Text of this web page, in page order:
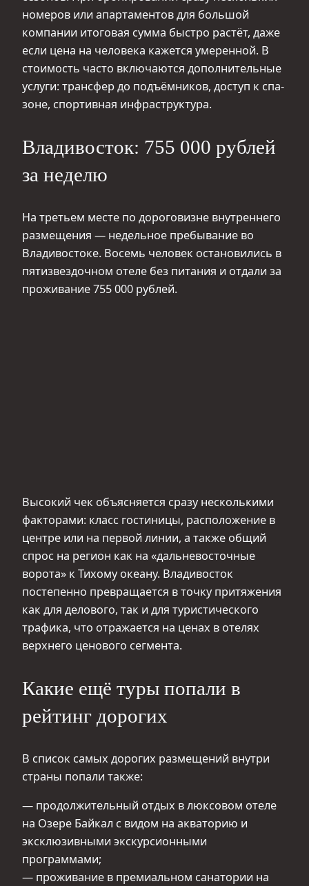
номеров или апартаментов для большой
компании итоговая сумма быстро растёт, даже
если цена на человека кажется умеренной. В
стоимость часто включаются дополнительные
услуги: трансфер до подъёмников, доступ к спа-
зоне, спортивная инфраструктура.
Владивосток: 755 000 рублей
за неделю
На третьем месте по дороговизне внутреннего
размещения — недельное пребывание во
Владивостоке. Восемь человек остановились в
пятизвездочном отеле без питания и отдали за
проживание 755 000 рублей.
Высокий чек объясняется сразу несколькими
факторами: класc гостиницы, расположение в
центре или на первой линии, а также общий
спрос на регион как на «дальневосточные
ворота» к Тихому океану. Владивосток
постепенно превращается в точку притяжения
как для делового, так и для туристического
трафика, что отражается на ценах в отелях
верхнего ценового сегмента.
Какие ещё туры попали в
рейтинг дорогих
В список самых дорогих размещений внутри
страны попали также:
— продолжительный отдых в люксовом отеле
на Озере Байкал с видом на акваторию и
эксклюзивными экскурсионными
программами;
— проживание в премиальном санатории на